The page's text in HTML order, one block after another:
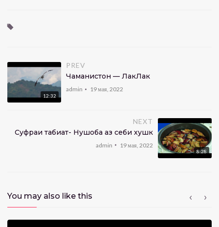
12:32
PREV
Чаманистон — ЛакЛак
admin 19 мая, 2022
NEXT
Суфраи табиат- Нушоба аз себи хушк
admin 19 мая, 2022
8:28
You may also like this